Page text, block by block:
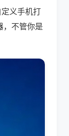
义手机打
，不管你是